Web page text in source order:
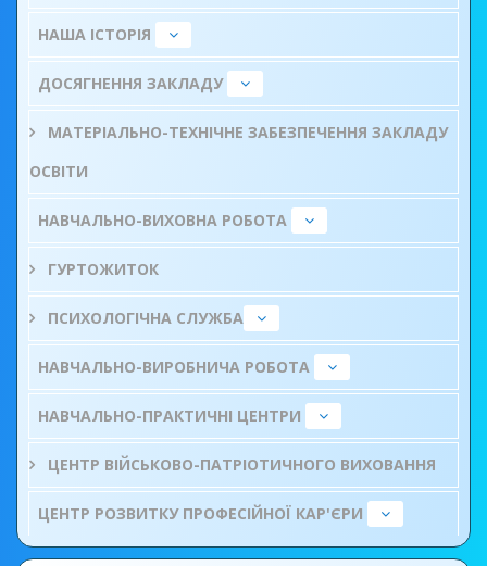
НАША ІСТОРІЯ
ДОСЯГНЕННЯ ЗАКЛАДУ
МАТЕРІАЛЬНО-ТЕХНІЧНЕ ЗАБЕЗПЕЧЕННЯ ЗАКЛАДУ
ОСВІТИ
НАВЧАЛЬНО-ВИХОВНА РОБОТА
ГУРТОЖИТОК
ПСИХОЛОГІЧНА СЛУЖБА
НАВЧАЛЬНО-ВИРОБНИЧА РОБОТА
НАВЧАЛЬНО-ПРАКТИЧНІ ЦЕНТРИ
ЦЕНТР ВІЙСЬКОВО-ПАТРІОТИЧНОГО ВИХОВАННЯ
ЦЕНТР РОЗВИТКУ ПРОФЕСІЙНОЇ КАР'ЄРИ